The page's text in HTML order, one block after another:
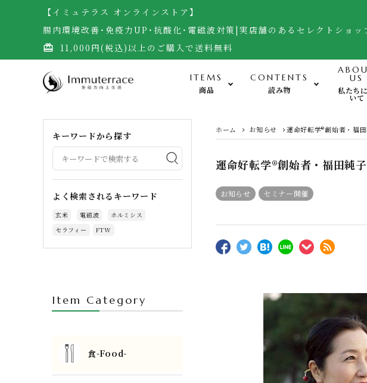
【イミュテラス オンラインストア】
腸内環境改善･免疫力UP･抗酸化･電磁波対策|実店舗のあるセレクトショッ
card_giftcard 11,000円(税込)以上のご購入で送料無料
ITEMS
商品
食-Food-
米・雑穀（自然栽培玄米）
無農薬野菜・黒千石大豆
調味料（自然栽培味噌、醤油他）
FTWプレート・調理器具他
運動-
バランスボード・
FTWフォーグ・そ
CONTENTS
読み物
US
私たち
いて
ホーム お知らせ 運命好転学®創始者・福
運命好転学®創始者・福田純
お知らせ
セミナー開催
キーワードから探す
よく検索されるキーワード
玄米 電磁波
ホルミシス
セラフィー
FTW
Item Category
食-Food-